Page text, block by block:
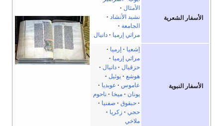
الأسفار الشعرية
الأمثال
نشيد الأنشاد
الجامعة
مراثي إرميا
دانيال
الأسفار النبوية
إشعيا
إرميا
مراثي إرميا
حزقيال
دانيال
هوشع
يوئيل
عاموس
عوبديا
يونان
ميخا
ناحوم
حبقوق
صفنيا
حجي
زكريا
ملاخي